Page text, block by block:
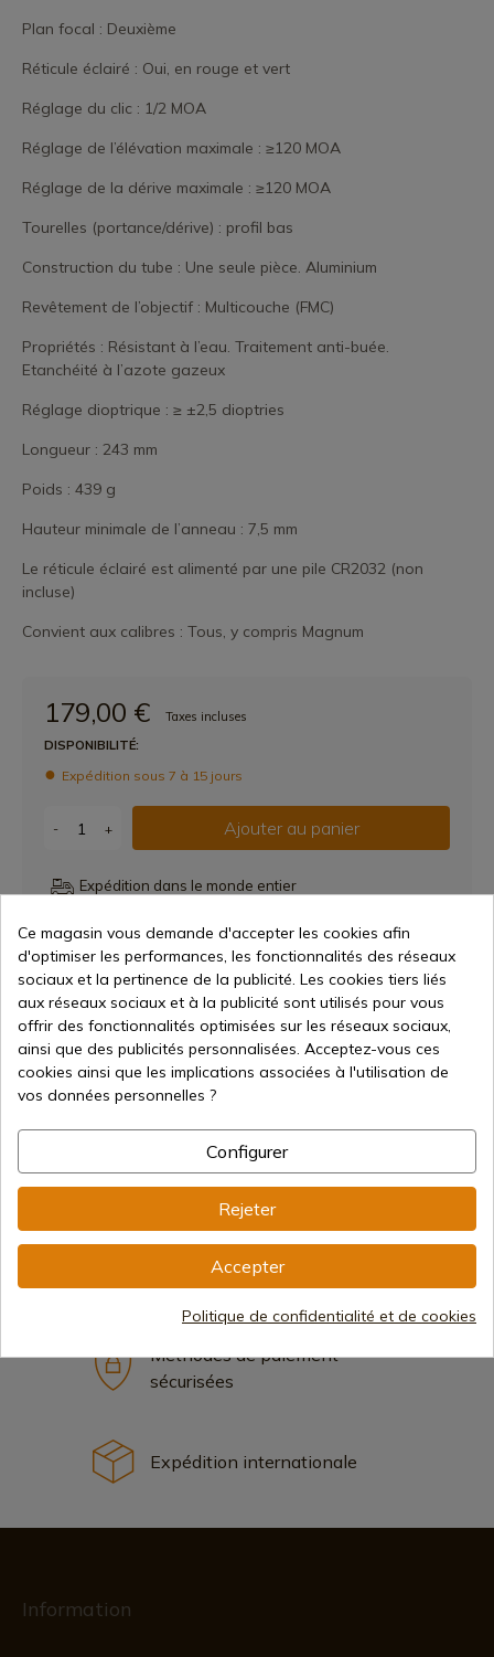
Plan focal : Deuxième
Réticule éclairé : Oui, en rouge et vert
Réglage du clic : 1/2 MOA
Réglage de l’élévation maximale : ≥120 MOA
Réglage de la dérive maximale : ≥120 MOA
Tourelles (portance/dérive) : profil bas
Construction du tube : Une seule pièce. Aluminium
Revêtement de l’objectif : Multicouche (FMC)
Propriétés : Résistant à l’eau. Traitement anti-buée.
Etanchéité à l’azote gazeux
Réglage dioptrique : ≥ ±2,5 dioptries
Longueur : 243 mm
Poids : 439 g
Hauteur minimale de l’anneau : 7,5 mm
Le réticule éclairé est alimenté par une pile CR2032 (non
incluse)
Convient aux calibres : Tous, y compris Magnum
179,00 €
Taxes incluses
DISPONIBILITÉ:
Expédition sous 7 à 15 jours
- + Ajouter au panier
Expédition dans le monde entier
Partager
Caractéristiques
179,00 € Ajouter au panier
Vente en ligne depuis 1998
Méthodes de paiement
sécurisées
Expédition internationale
Information
Ce magasin vous demande d'accepter les cookies afin
d'optimiser les performances, les fonctionnalités des réseaux
sociaux et la pertinence de la publicité. Les cookies tiers liés
aux réseaux sociaux et à la publicité sont utilisés pour vous
offrir des fonctionnalités optimisées sur les réseaux sociaux,
ainsi que des publicités personnalisées. Acceptez-vous ces
cookies ainsi que les implications associées à l'utilisation de
vos données personnelles ?
Configurer
Rejeter
Accepter
Politique de confidentialité et de cookies